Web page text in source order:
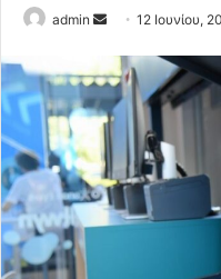
admin
Send
email
12 Ιουνίου,